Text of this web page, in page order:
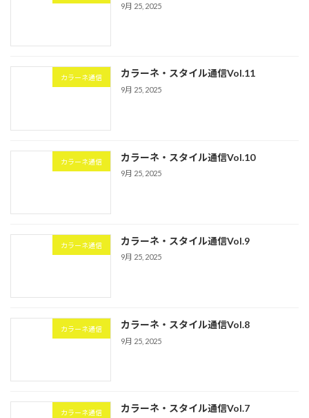
9月 25, 2025
カラーネ通信 カラーネ・スタイル通信Vol.11
9月 25, 2025
カラーネ通信 カラーネ・スタイル通信Vol.10
9月 25, 2025
カラーネ通信 カラーネ・スタイル通信Vol.9
9月 25, 2025
カラーネ通信 カラーネ・スタイル通信Vol.8
9月 25, 2025
カラーネ通信 カラーネ・スタイル通信Vol.7